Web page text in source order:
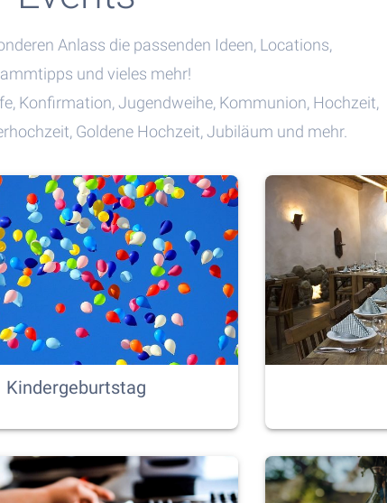
Anlass die passenden Ideen, Locations,
und vieles mehr!
Konfirmation, Jugendweihe, Kommunion, Hochzeit,
Goldene Hochzeit, Jubiläum und mehr.
Kindergeburtstag